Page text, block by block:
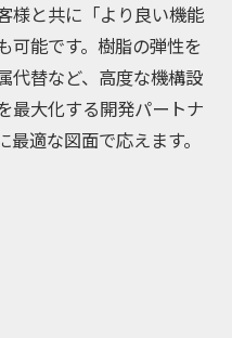
様と共に「より良い機能
可能です。樹脂の弾性を
代替など、高度な機構設
最大化する開発パートナ
適な図面で応えます。